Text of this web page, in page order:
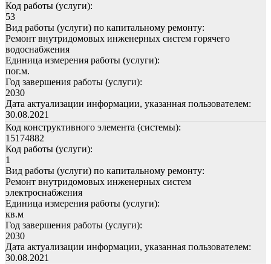
Код работы (услуги):
53
Вид работы (услуги) по капитальному ремонту:
Ремонт внутридомовых инженерных систем горячего
водоснабжения
Единица измерения работы (услуги):
пог.м.
Год завершения работы (услуги):
2030
Дата актуализации информации, указанная пользователем:
30.08.2021
Код конструктивного элемента (системы):
15174882
Код работы (услуги):
1
Вид работы (услуги) по капитальному ремонту:
Ремонт внутридомовых инженерных систем
электроснабжения
Единица измерения работы (услуги):
кв.м
Год завершения работы (услуги):
2030
Дата актуализации информации, указанная пользователем:
30.08.2021